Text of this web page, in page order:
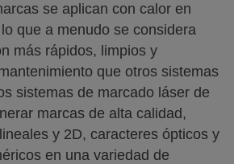
se aplican con calor en
que a menudo se considera
más rápidos, limpios y
que otros sistemas
sistemas de marcado láser de
marcas de alta calidad,
y 2D, caracteres ópticos y
en una variedad de